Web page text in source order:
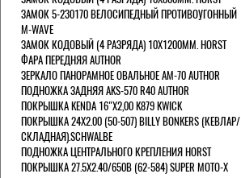
ЗАМОК 5-230170 ВЕЛОСИПЕДНЫЙ ПРОТИВОУГОННЫЙ
M-WAVE
ЗАМОК КОДОВЫЙ (4 РАЗРЯДА) 10Х1200ММ. HORST
ФАРА ПЕРЕДНЯЯ AUTHOR
ЗЕРКАЛО ПАНОРАМНОЕ ОВАЛЬНОЕ AM-70 AUTHOR
ПОДНОЖКА ЗАДНЯЯ AKS-570 R40 AUTHOR
ПОКРЫШКА KENDA 16"Х2,00 K879 KWICK
ПОКРЫШКА 24X2.00 (50-507) BILLY BONKERS (КЕВЛАР/
СКЛАДНАЯ).SCHWALBE
ПОДНОЖКА ЦЕНТРАЛЬНОГО КРЕПЛЕНИЯ HORST
ПОКРЫШКА 27.5X2.40/650B (62-584) SUPER MOTO-X